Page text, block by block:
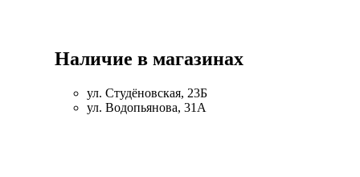
Наличие в магазинах
ул. Студёновская, 23Б
ул. Водопьянова, 31А